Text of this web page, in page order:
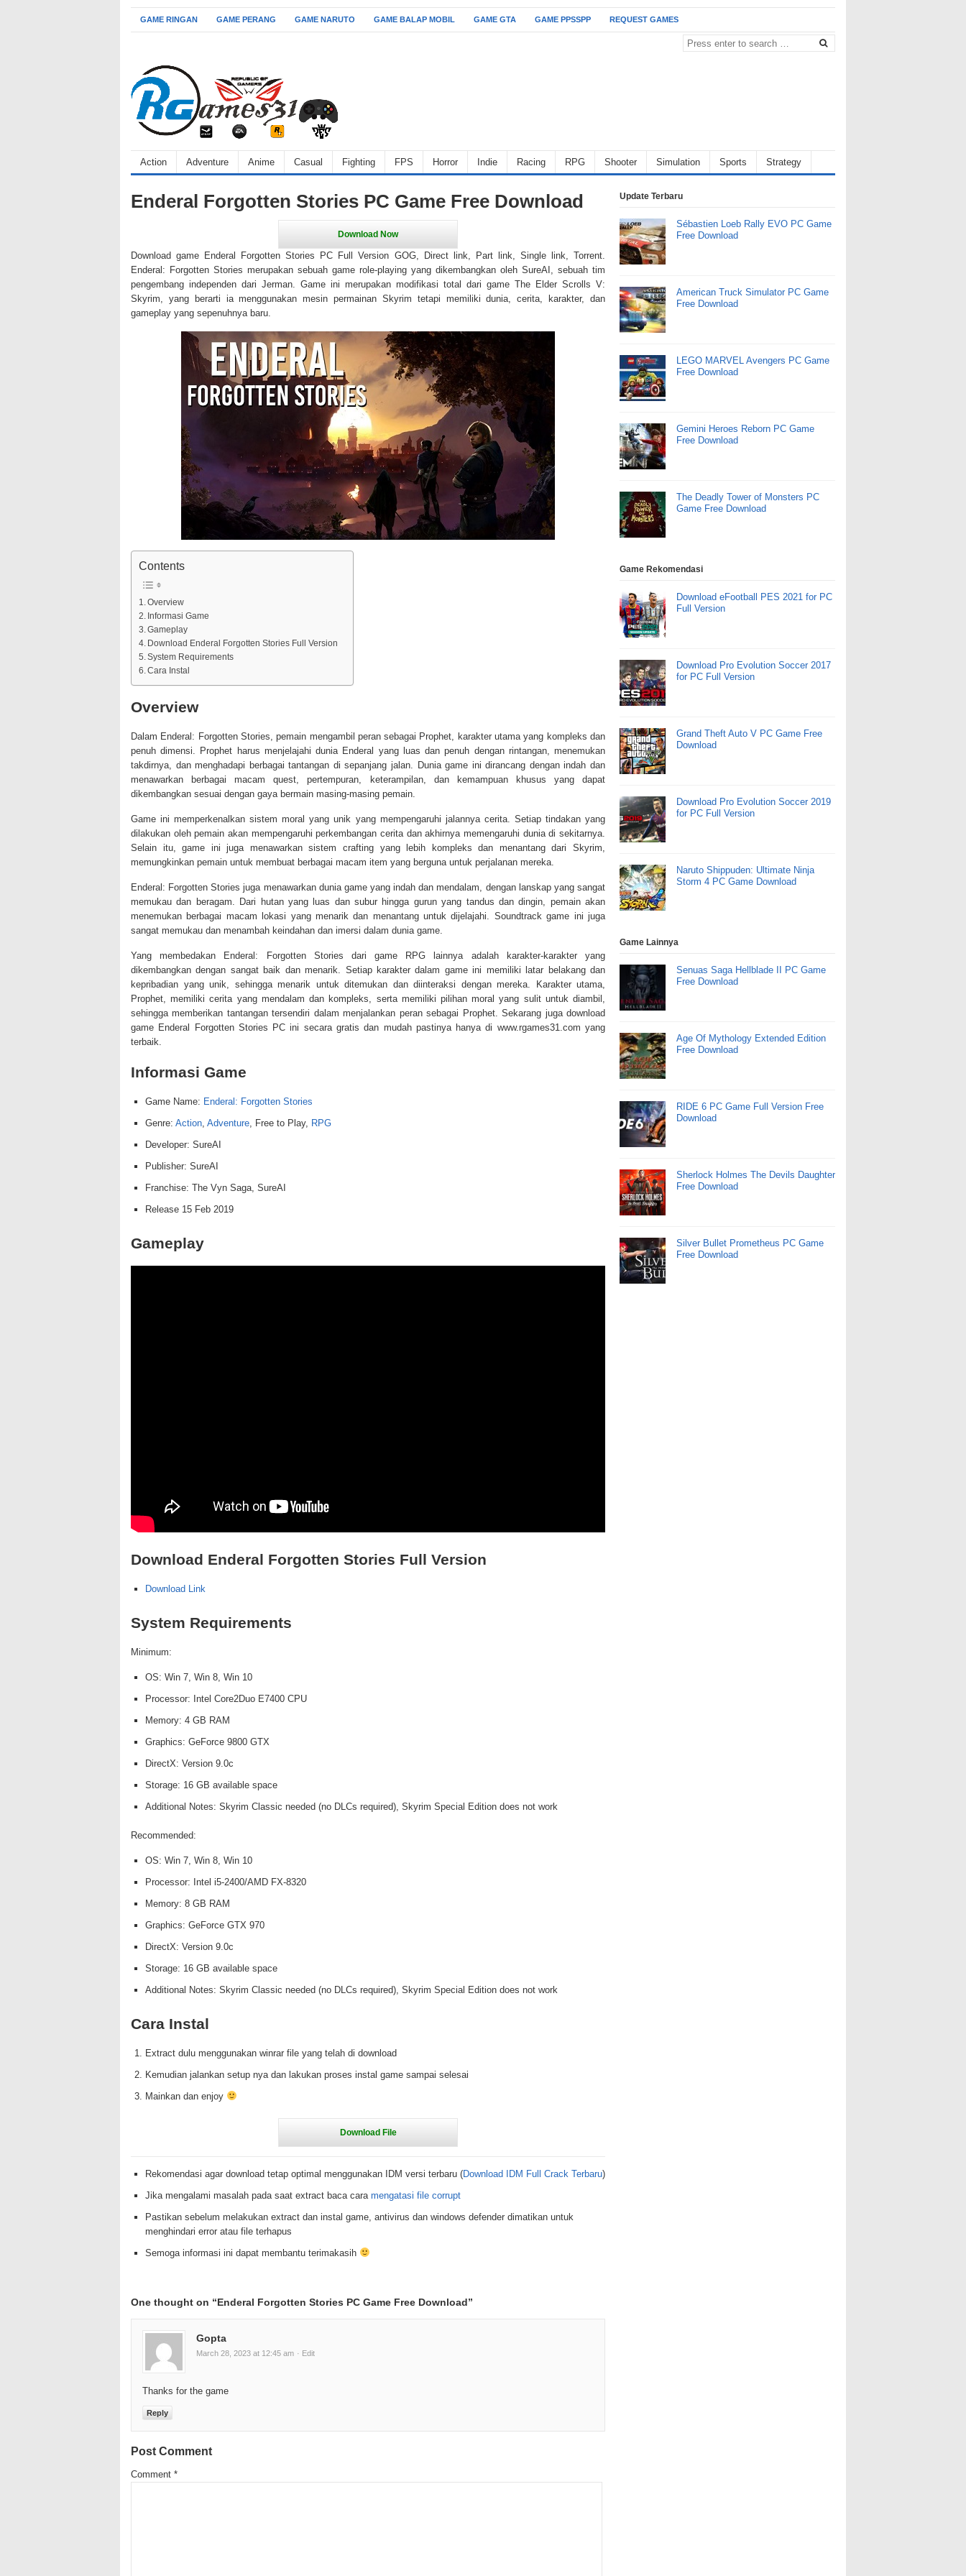
GAME RINGAN GAME PERANG GAME NARUTO GAME BALAP MOBIL GAME GTA GAME PPSSPP REQUEST GAMES
Action Adventure Anime Casual Fighting FPS Horror Indie Racing RPG Shooter Simulation Sports Strategy
Enderal Forgotten Stories PC Game Free Download
Download game Enderal Forgotten Stories PC Full Version GOG, Direct link, Part link, Single link, Torrent.
Enderal: Forgotten Stories merupakan sebuah game role-playing yang dikembangkan oleh SureAI, sebuah tim
pengembang independen dari Jerman. Game ini merupakan modifikasi total dari game The Elder Scrolls V:
Skyrim, yang berarti ia menggunakan mesin permainan Skyrim tetapi memiliki dunia, cerita, karakter, dan
gameplay yang sepenuhnya baru.
Contents
Overview
Informasi Game
Gameplay
Download Enderal Forgotten Stories Full Version
System Requirements
Cara Instal
Overview
Dalam Enderal: Forgotten Stories, pemain mengambil peran sebagai Prophet, karakter utama yang kompleks dan
penuh dimensi. Prophet harus menjelajahi dunia Enderal yang luas dan penuh dengan rintangan, menemukan
takdirnya, dan menghadapi berbagai tantangan di sepanjang jalan. Dunia game ini dirancang dengan indah dan
menawarkan berbagai macam quest, pertempuran, keterampilan, dan kemampuan khusus yang dapat
dikembangkan sesuai dengan gaya bermain masing-masing pemain.
Game ini memperkenalkan sistem moral yang unik yang mempengaruhi jalannya cerita. Setiap tindakan yang
dilakukan oleh pemain akan mempengaruhi perkembangan cerita dan akhirnya memengaruhi dunia di sekitarnya.
Selain itu, game ini juga menawarkan sistem crafting yang lebih kompleks dan menantang dari Skyrim,
memungkinkan pemain untuk membuat berbagai macam item yang berguna untuk perjalanan mereka.
Enderal: Forgotten Stories juga menawarkan dunia game yang indah dan mendalam, dengan lanskap yang sangat
memukau dan beragam. Dari hutan yang luas dan subur hingga gurun yang tandus dan dingin, pemain akan
menemukan berbagai macam lokasi yang menarik dan menantang untuk dijelajahi. Soundtrack game ini juga
sangat memukau dan menambah keindahan dan imersi dalam dunia game.
Yang membedakan Enderal: Forgotten Stories dari game RPG lainnya adalah karakter-karakter yang
dikembangkan dengan sangat baik dan menarik. Setiap karakter dalam game ini memiliki latar belakang dan
kepribadian yang unik, sehingga menarik untuk ditemukan dan diinteraksi dengan mereka. Karakter utama,
Prophet, memiliki cerita yang mendalam dan kompleks, serta memiliki pilihan moral yang sulit untuk diambil,
sehingga memberikan tantangan tersendiri dalam menjalankan peran sebagai Prophet. Sekarang juga download
game Enderal Forgotten Stories PC ini secara gratis dan mudah pastinya hanya di www.rgames31.com yang
terbaik.
Informasi Game
Game Name: Enderal: Forgotten Stories
Genre: Action, Adventure, Free to Play, RPG
Developer: SureAI
Publisher: SureAI
Franchise: The Vyn Saga, SureAI
Release 15 Feb 2019
Gameplay
Download Enderal Forgotten Stories Full Version
Download Link
System Requirements
Minimum:
OS: Win 7, Win 8, Win 10
Processor: Intel Core2Duo E7400 CPU
Memory: 4 GB RAM
Graphics: GeForce 9800 GTX
DirectX: Version 9.0c
Storage: 16 GB available space
Additional Notes: Skyrim Classic needed (no DLCs required), Skyrim Special Edition does not work
Recommended:
OS: Win 7, Win 8, Win 10
Processor: Intel i5-2400/AMD FX-8320
Memory: 8 GB RAM
Graphics: GeForce GTX 970
DirectX: Version 9.0c
Storage: 16 GB available space
Additional Notes: Skyrim Classic needed (no DLCs required), Skyrim Special Edition does not work
Cara Instal
Extract dulu menggunakan winrar file yang telah di download
Kemudian jalankan setup nya dan lakukan proses instal game sampai selesai
Mainkan dan enjoy
Rekomendasi agar download tetap optimal menggunakan IDM versi terbaru (Download IDM Full Crack Terbaru)
Jika mengalami masalah pada saat extract baca cara mengatasi file corrupt
Pastikan sebelum melakukan extract dan instal game, antivirus dan windows defender dimatikan untuk
menghindari error atau file terhapus
Semoga informasi ini dapat membantu terimakasih
One thought on “Enderal Forgotten Stories PC Game Free Download”
Gopta
March 28, 2023 at 12:45 am · Edit
Thanks for the game
Reply
Post Comment
Comment *
Update Terbaru
Sébastien Loeb Rally EVO PC Game
Free Download
American Truck Simulator PC Game
Free Download
LEGO MARVEL Avengers PC Game
Free Download
Gemini Heroes Reborn PC Game
Free Download
The Deadly Tower of Monsters PC
Game Free Download
Game Rekomendasi
Download eFootball PES 2021 for PC
Full Version
Download Pro Evolution Soccer 2017
for PC Full Version
Grand Theft Auto V PC Game Free
Download
Download Pro Evolution Soccer 2019
for PC Full Version
Naruto Shippuden: Ultimate Ninja
Storm 4 PC Game Download
Game Lainnya
Senuas Saga Hellblade II PC Game
Free Download
Age Of Mythology Extended Edition
Free Download
RIDE 6 PC Game Full Version Free
Download
Sherlock Holmes The Devils Daughter
Free Download
Silver Bullet Prometheus PC Game
Free Download